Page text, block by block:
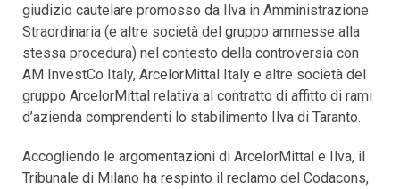
giudizio cautelare promosso da Ilva in Amministrazione
Straordinaria (e altre società del gruppo ammesse alla
stessa procedura) nel contesto della controversia con
AM InvestCo Italy, ArcelorMittal Italy e altre società del
gruppo ArcelorMittal relativa al contratto di affitto di rami
d’azienda comprendenti lo stabilimento Ilva di Taranto.
Accogliendo le argomentazioni di ArcelorMittal e Ilva, il
Tribunale di Milano ha respinto il reclamo del Codacons,